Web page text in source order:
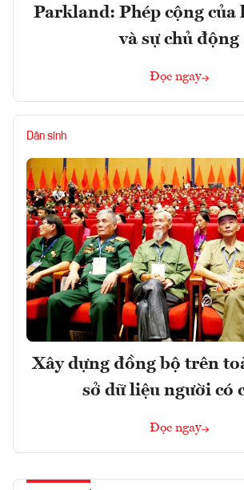
Parkland: Phép cộng của
và sự chủ động
Đọc ngay
Dân sinh
Xây dựng đồng bộ trên
sở dữ liệu người có
Đọc ngay